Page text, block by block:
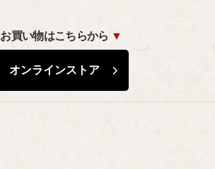
お買い物はこちらから ▼
オンラインストア